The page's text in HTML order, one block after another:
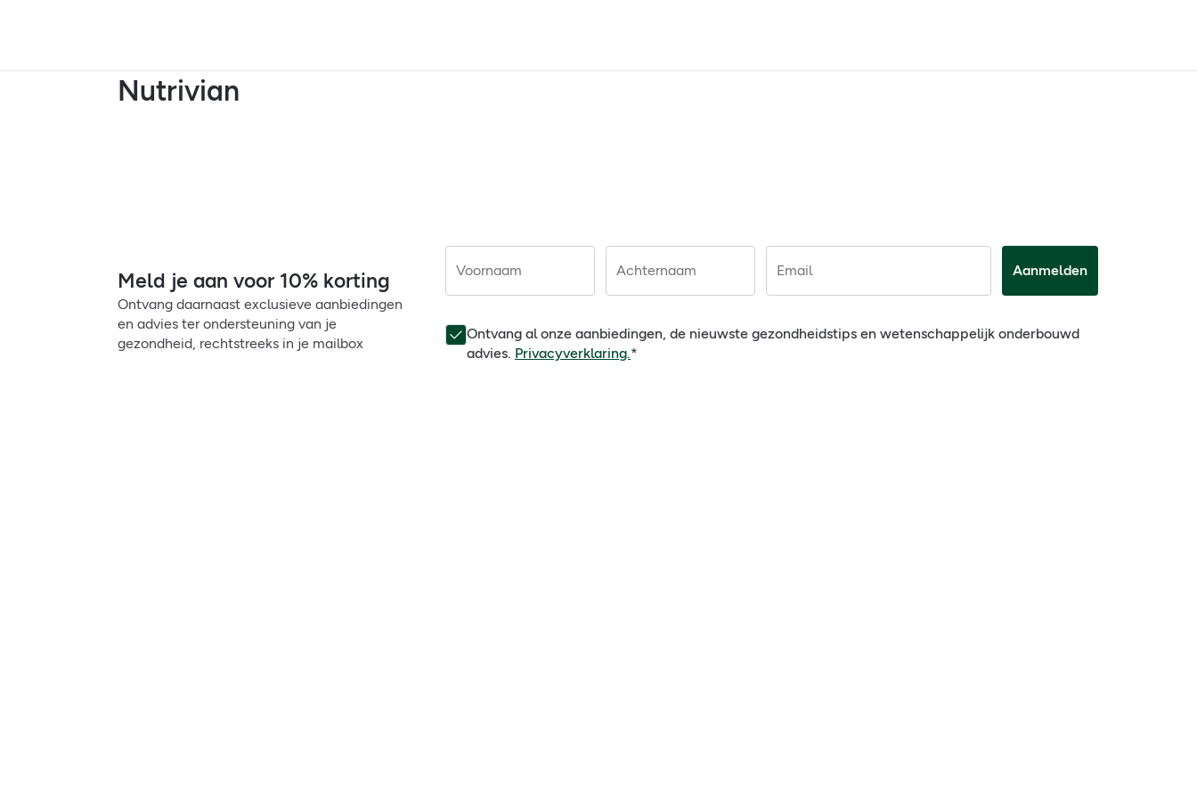
Nutrivian
Meld je aan voor 10% korting
Ontvang daarnaast exclusieve aanbiedingen
en advies ter ondersteuning van je
gezondheid, rechtstreeks in je mailbox
Voornaam Achternaam Email Aanmelden
Ontvang al onze aanbiedingen, de nieuwste gezondheidstips en wetenschappelijk onderbouwd
advies. Privacyverklaring.*